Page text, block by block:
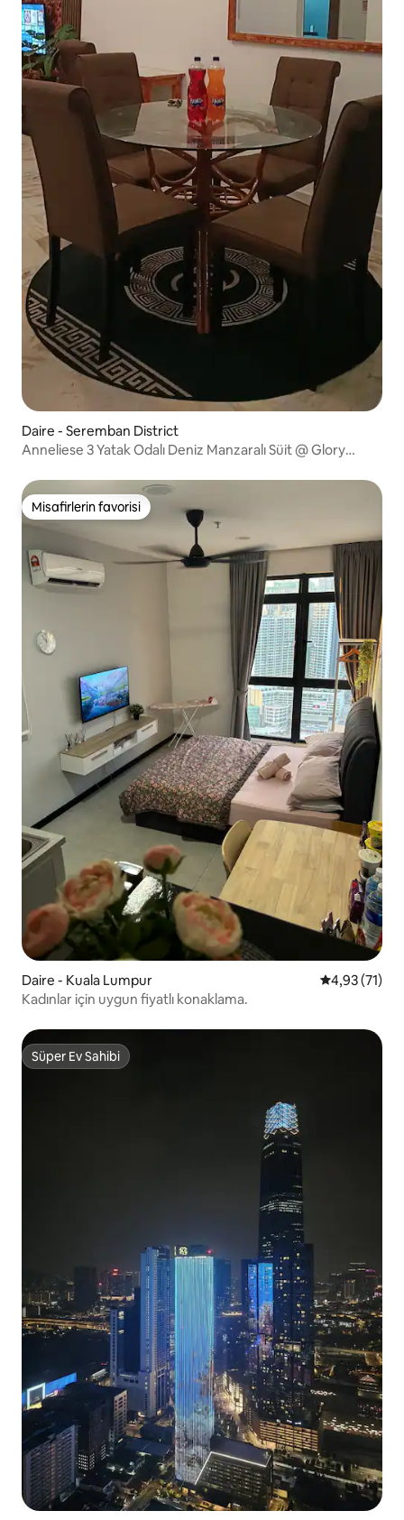
Daire - Seremban District
Anneliese 3 Yatak Odalı Deniz Manzaralı Süit @ Glory
Misafirlerin favorisi
Misafirlerin favorisi
Daire - Kuala Lumpur 5 üzerinden
4,93 (71)
Kadınlar için uygun fiyatlı konaklama.
Süper Ev Sahibi
Süper Ev Sahibi